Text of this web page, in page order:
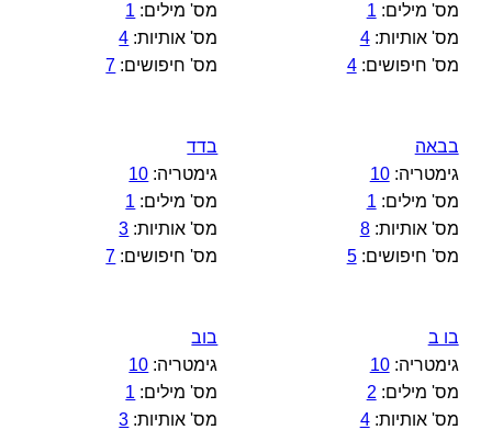
מס' מילים: 1
מס' אותיות:4
מס' חיפושים:4
מס' מילים: 1
מס' אותיות: 4
מס' חיפושים: 7
בבאה
גימטריה:10
מס' מילים: 1
מס' אותיות:8
מס' חיפושים:5
בדד
גימטריה: 10
מס' מילים: 1
מס' אותיות: 3
מס' חיפושים: 7
בו ב
גימטריה:10
מס' מילים: 2
מס' אותיות:4
בוב
גימטריה: 10
מס' מילים: 1
מס' אותיות: 3